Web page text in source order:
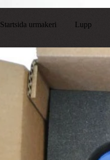
Startsida urmakeri Lupp